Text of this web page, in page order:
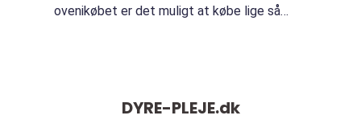
ovenikøbet er det muligt at købe lige så
DYRE-PLEJE.dk